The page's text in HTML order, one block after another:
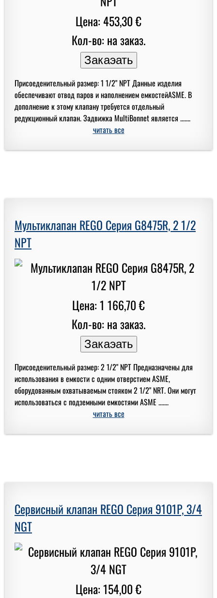
Цена: 453,30 €
Кол-во: на заказ.
Присоеденительный размер: 1 1/2" NPT Данные изделия
обеспечивают отвод паров и наполнением емкостейASME. В
дополнение к этому клапану требуется отдельный
редукционный клапан. Задвижка MultiBonnet является .......
читать все
Мультиклапан REGO Серия G8475R, 2 1/2
NPT
Цена: 1 166,70 €
Кол-во: на заказ.
Присоеденительный размер: 2 1/2" NPT Предназначены для
использования в емкости с одним отверстием ASME,
оборудованным охватываемым стояком 2 1/2" NRT. Они могут
использоваться с подземными емкостями ASME .......
читать все
Сервисный клапан REGO Серия 9101P, 3/4
NGT
Цена: 154,00 €